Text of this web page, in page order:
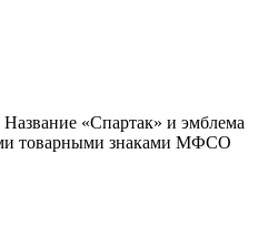
«Спартак» и эмблема
товарными знаками МФСО